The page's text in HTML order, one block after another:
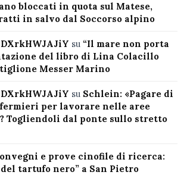
bloccati in quota sul Matese,
in salvo dal Soccorso alpino
su “Il mare non porta
del libro di Lina Colacillo
Messer Marino
su Schlein: «Pagare di
per lavorare nelle aree
Togliendoli dal ponte sullo stretto
e prove cinofile di ricerca:
tartufo nero” a San Pietro